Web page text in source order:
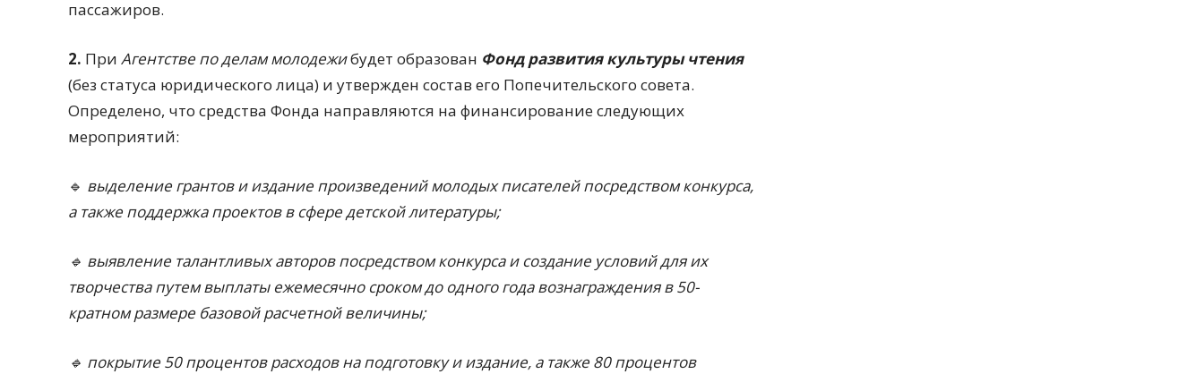
пассажиров.
2. При Агентстве по делам молодежибудет образован Фонд развития культуры чтения
(без статуса юридического лица) и утвержден состав его Попечительского совета.
Определено, что средства Фонда направляются на финансирование следующих
мероприятий:
🔹 выделение грантов и издание произведений молодых писателей посредством конкурса,
а также поддержка проектов в сфере детской литературы;
🔹 выявление талантливых авторов посредством конкурса и создание условий для их
творчества путем выплаты ежемесячно сроком до одного года вознаграждения в 50-
кратном размере базовой расчетной величины;
🔹 покрытие 50 процентов расходов на подготовку и издание, а также 80 процентов